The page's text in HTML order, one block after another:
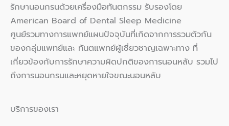
รักษานอนกรนด้วยเครื่องมือทันตกรรม รับรองโดย
American Board of Dental Sleep Medicine
ศูนย์รวมทางการแพทย์แผนปัจจุบันที่เกิดจากการรวมตัวกัน
ของกลุ่มแพทย์และ ทันตแพทย์ผู้เชี่ยวชาญเฉพาะทาง ที่
เกี่ยวข้องกับการรักษาความผิดปกติของการนอนหลับ รวมไป
ถึงการนอนกรนและหยุดหายใจขณะนอนหลับ
บริการของเรา